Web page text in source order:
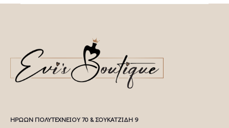
ΗΡΩΩΝ ΠΟΛΥΤΕΧΝΕΙΟΥ 70 & ΣΟΥΚΑΤΖΙΔΗ 9